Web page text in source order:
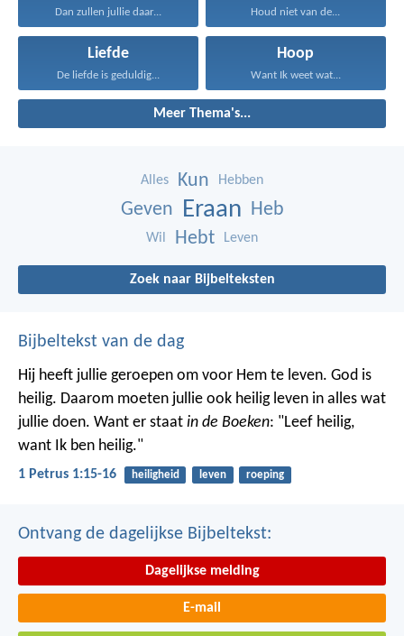
Dan zullen jullie daar... Houd niet van de...
Liefde
De liefde is geduldig...
Hoop
Want Ik weet wat...
Meer Thema's...
Alles Kun Hebben
Geven Eraan Heb
Wil Hebt Leven
Zoek naar Bijbelteksten
Bijbeltekst van de dag
Hij heeft jullie geroepen om voor Hem te leven. God is
heilig. Daarom moeten jullie ook heilig leven in alles wat
jullie doen. Want er staat in de Boeken: "Leef heilig,
want Ik ben heilig."
1 Petrus 1:15-16 heiligheid leven roeping
Ontvang de dagelijkse Bijbeltekst:
Dagelijkse melding
E-mail